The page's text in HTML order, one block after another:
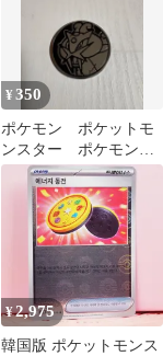
¥350
ポケモン ポケットモ
ンスター ポケモンコ
イン コインゲーム
コイン
¥2,975
韓国版 ポケットモンス